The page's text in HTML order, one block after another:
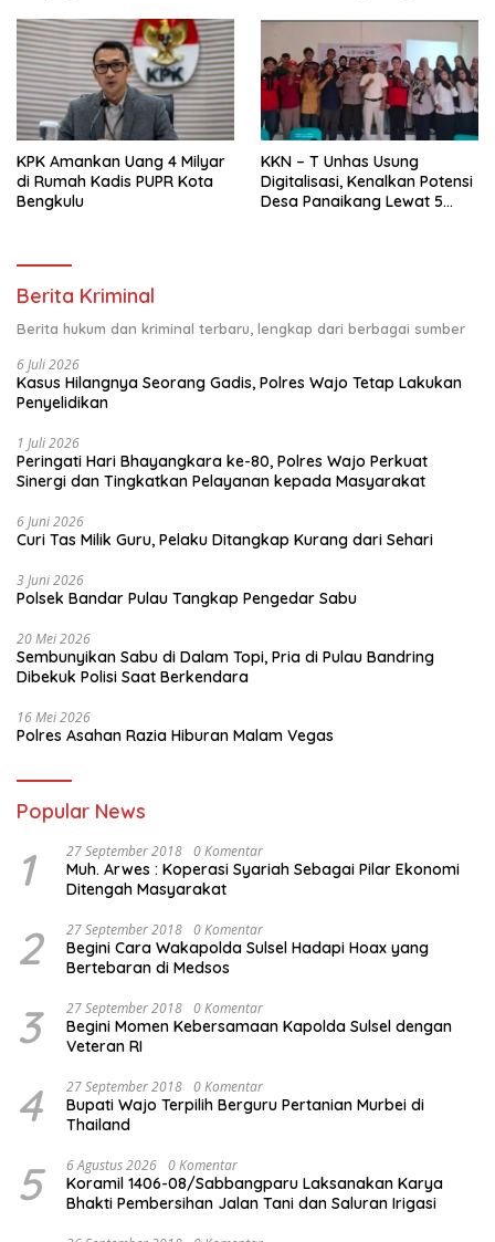
Tuntas
KPK Amankan Uang 4 Milyar
di Rumah Kadis PUPR Kota
Bengkulu
KKN – T Unhas Usung
Digitalisasi, Kenalkan Potensi
Desa Panaikang Lewat 5
Berita Kriminal
Berita hukum dan kriminal terbaru, lengkap dari berbagai sumber
6 Juli 2026
Kasus Hilangnya Seorang Gadis, Polres Wajo Tetap Lakukan
Penyelidikan
1 Juli 2026
Peringati Hari Bhayangkara ke-80, Polres Wajo Perkuat
Sinergi dan Tingkatkan Pelayanan kepada Masyarakat
6 Juni 2026
Curi Tas Milik Guru, Pelaku Ditangkap Kurang dari Sehari
3 Juni 2026
Polsek Bandar Pulau Tangkap Pengedar Sabu
20 Mei 2026
Sembunyikan Sabu di Dalam Topi, Pria di Pulau Bandring
Dibekuk Polisi Saat Berkendara
16 Mei 2026
Polres Asahan Razia Hiburan Malam Vegas
Popular News
1 27 September 2018 0 Komentar
Muh. Arwes : Koperasi Syariah Sebagai Pilar Ekonomi
Ditengah Masyarakat
2 27 September 2018 0 Komentar
Begini Cara Wakapolda Sulsel Hadapi Hoax yang
Bertebaran di Medsos
3 27 September 2018 0 Komentar
Begini Momen Kebersamaan Kapolda Sulsel dengan
Veteran RI
4 27 September 2018 0 Komentar
Bupati Wajo Terpilih Berguru Pertanian Murbei di
Thailand
5 6 Agustus 2026 0 Komentar
Koramil 1406-08/Sabbangparu Laksanakan Karya
Bhakti Pembersihan Jalan Tani dan Saluran Irigasi